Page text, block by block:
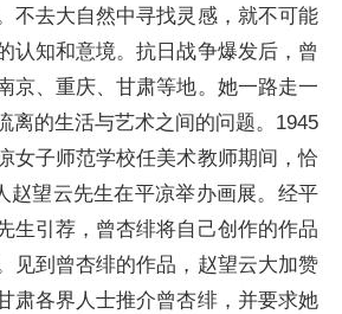
不去大自然中寻找灵感，就不可能
认知和意境。抗日战争爆发后，曾
京、重庆、甘肃等地。她一路走一
离的生活与艺术之间的问题。1945
女子师范学校任美术教师期间，恰
赵望云先生在平凉举办画展。经平
生引荐，曾杏绯将自己创作的作品
见到曾杏绯的作品，赵望云大加赞
肃各界人士推介曾杏绯，并要求她